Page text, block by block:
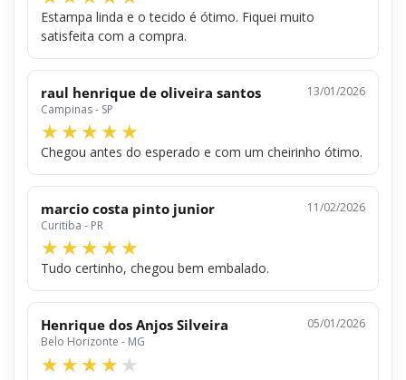
Estampa linda e o tecido é ótimo. Fiquei muito
satisfeita com a compra.
raul henrique de oliveira santos
Campinas - SP
13/01/2026
Chegou antes do esperado e com um cheirinho ótimo.
marcio costa pinto junior
Curitiba - PR
11/02/2026
Tudo certinho, chegou bem embalado.
Henrique dos Anjos Silveira
Belo Horizonte - MG
05/01/2026